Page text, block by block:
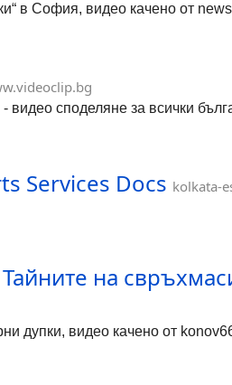
в София, видео качено от
споделяне за всички
Services Docs kolkata-
на
дупки, видео качено от